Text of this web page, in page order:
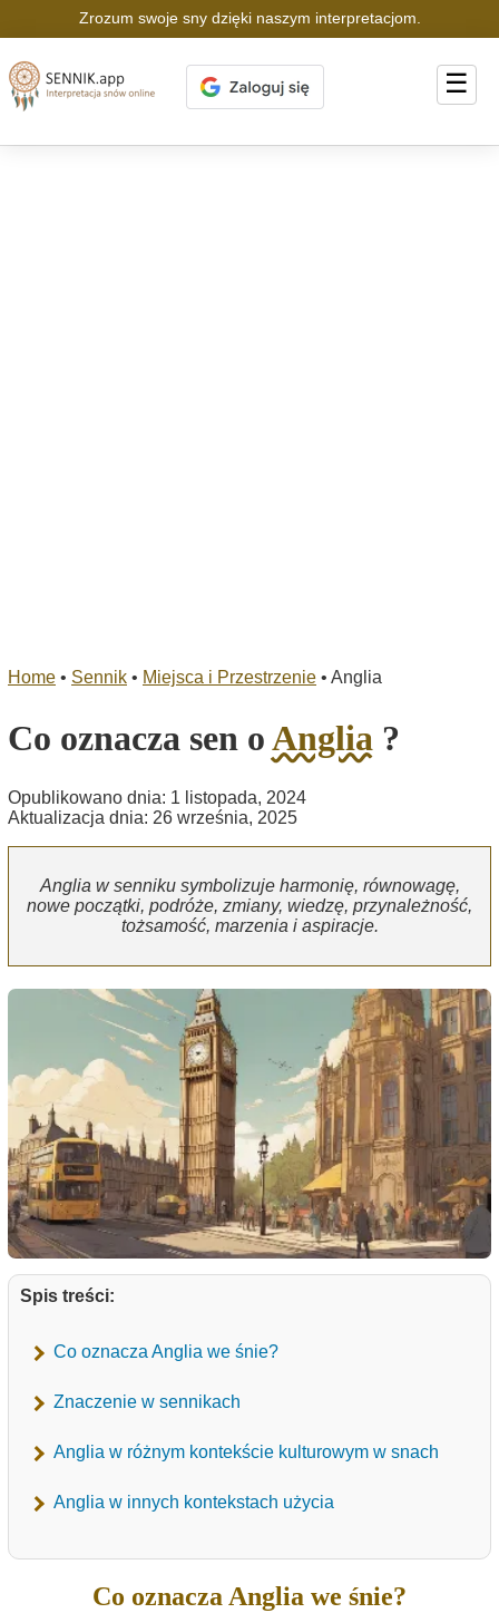
Zrozum swoje sny dzięki naszym interpretacjom.
☰
Home • Sennik • Miejsca i Przestrzenie • Anglia
Co oznacza sen oAnglia ?
Opublikowano dnia: 1 listopada, 2024
Aktualizacja dnia: 26 września, 2025
Anglia w senniku symbolizuje harmonię, równowagę,
nowe początki, podróże, zmiany, wiedzę, przynależność,
tożsamość, marzenia i aspiracje.
Spis treści:
Co oznacza Anglia we śnie?
Znaczenie w sennikach
Anglia w różnym kontekście kulturowym w snach
Anglia w innych kontekstach użycia
Co oznacza Anglia we śnie?